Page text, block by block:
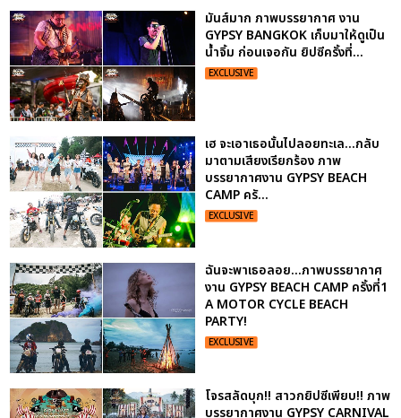
มันส์มาก ภาพบรรยากาศ งาน
GYPSY BANGKOK เก็บมาให้ดูเป็น
น้ำจิ้ม ก่อนเจอกัน ยิปซีครั้งที่...
EXCLUSIVE
เฮ จะเอาเธอนั้นไปลอยทะเล...กลับ
มาตามเสียงเรียกร้อง ภาพ
บรรยากาศงาน GYPSY BEACH
CAMP ครั...
EXCLUSIVE
ฉันจะพาเธอลอย...ภาพบรรยากาศ
งาน GYPSY BEACH CAMP ครั้งที่1
A MOTOR CYCLE BEACH
PARTY!
EXCLUSIVE
โจรสลัดบุก!! สาวกยิปซีเพียบ!! ภาพ
บรรยากาศงาน GYPSY CARNIVAL